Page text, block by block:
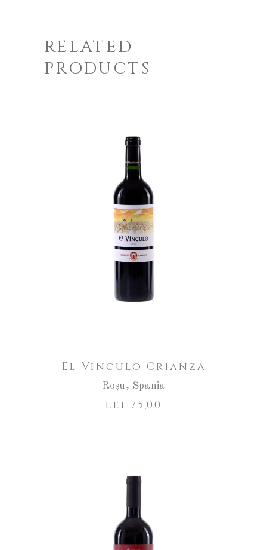
RELATED
PRODUCTS
El Vinculo Crianza
Roșu, Spania
lei 75,00